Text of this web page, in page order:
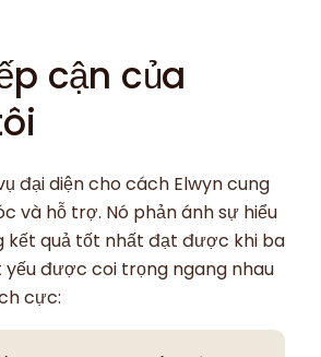
cận của
đại diện cho cách Elwyn cung
và hỗ trợ. Nó phản ánh sự hiểu
kết quả tốt nhất đạt được khi ba
được coi trọng ngang nhau
cực: